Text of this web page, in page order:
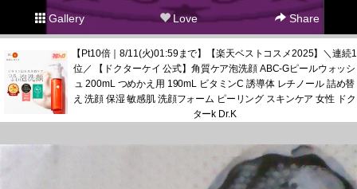
Gallery Love Share
【Pt10倍｜8/11(火)01:59まで】【楽天ベストコスメ2025】＼連続1
位／ 【ドクターケイ 公式】角質ケア泡洗顔 ABC-Gピールウォッシ
ュ 200mL つめかえ用 190mL ビタミンC 誘導体 レチノール 詰め替
え 洗顔 保湿 敏感肌 洗顔フォーム ピーリング スキンケア 女性 ドク
ターk Dr.K